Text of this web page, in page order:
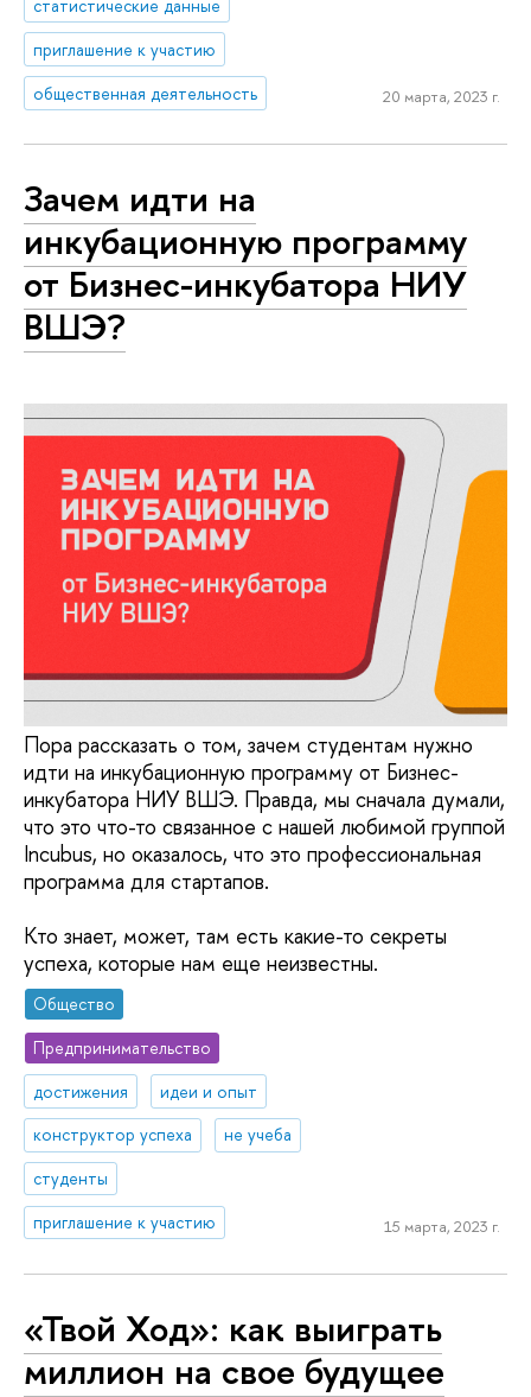
статистические данные
приглашение к участию
общественная деятельность
20 марта, 2023 г.
Зачем идти на
инкубационную программу
от Бизнес-инкубатора НИУ
ВШЭ?
Пора рассказать о том, зачем студентам нужно
идти на инкубационную программу от Бизнес-
инкубатора НИУ ВШЭ. Правда, мы сначала думали,
что это что-то связанное с нашей любимой группой
Incubus, но оказалось, что это профессиональная
программа для стартапов.
Кто знает, может, там есть какие-то секреты
успеха, которые нам еще неизвестны.
Общество
Предпринимательство
достижения
идеи и опыт
конструктор успеха
не учеба
студенты
приглашение к участию
15 марта, 2023 г.
«Твой Ход»: как выиграть
миллион на свое будущее